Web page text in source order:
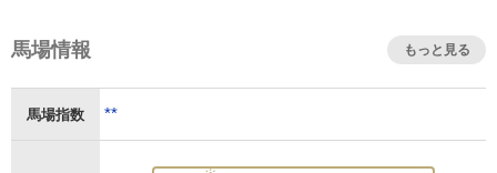
馬場情報 もっと見る
馬場指数 **